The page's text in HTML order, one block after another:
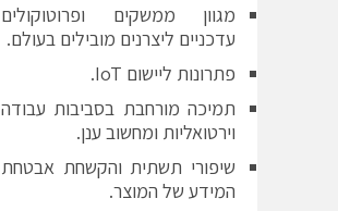
מגוון ממשקים ופרוטוקולים
עדכניים ליצרנים מובילים בעולם.
פתרונות ליישום IoT.
תמיכה מורחבת בסביבות עבודה
וירטואליות ומחשוב ענן.
שיפורי תשתית והקשחת אבטחת
המידע של המוצר.